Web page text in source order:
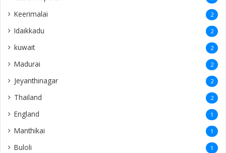
Keerimalai 2
Idaikkadu 2
kuwait 2
Madurai 2
Jeyanthinagar 2
Thailand 2
England 1
Manthikai 1
Buloli 1